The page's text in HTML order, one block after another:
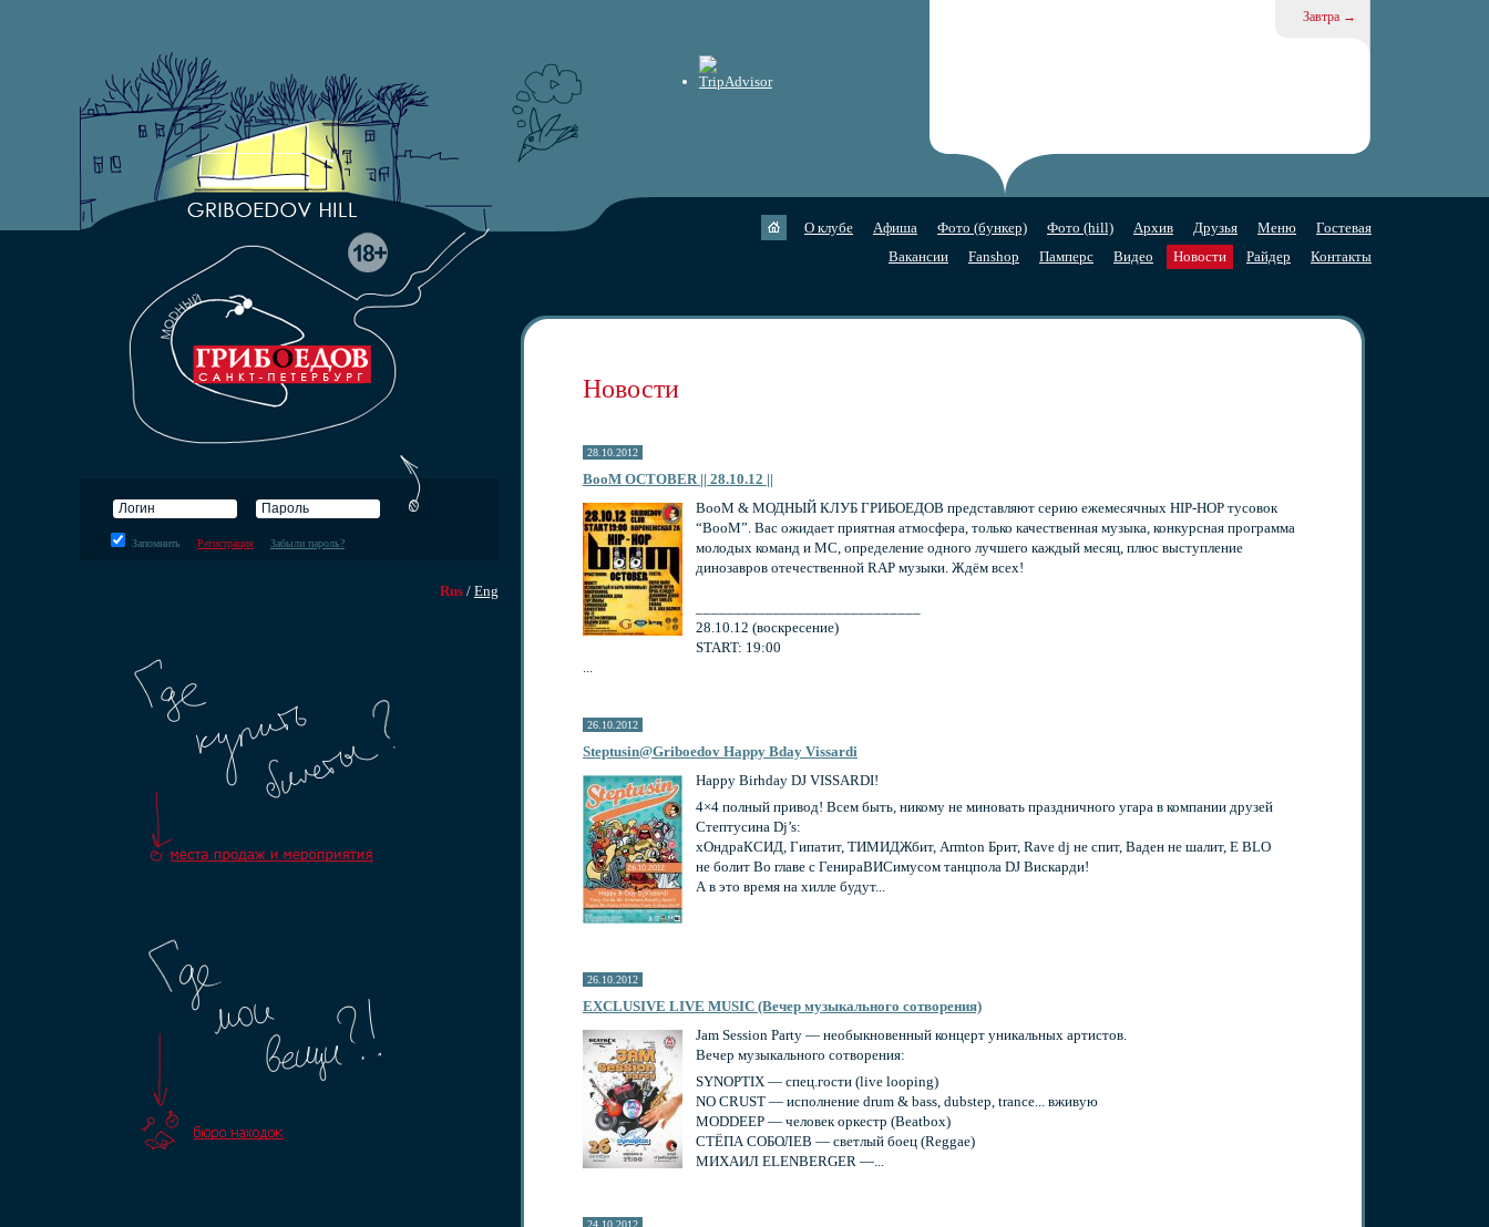
Завтра →
О клубе Афиша Фото (бункер) Фото (hill) Архив Друзья Меню
Гостевая
Вакансии
Fanshop Памперс Видео Новости Райдер Контакты
Запомнить Регистрация Забыли пароль?
Rus / Eng
Новости
28.10.2012
BooM OCTOBER || 28.10.12 ||
BooM & МОДНЫЙ КЛУБ ГРИБОЕДОВ представляют серию ежемесячных HIP-HOP тусовок
“BooM”. Вас ожидает приятная атмосфера, только качественная музыка, конкурсная программа
молодых команд и МС, определение одного лучшего каждый месяц, плюс выступление
динозавров отечественной RAP музыки. Ждём всех!
28.10.12 (воскресение)
START: 19:00
26.10.2012
Steptusin@Griboedov Happy Bday Vissardi
Happy Birhday DJ VISSARDI!
4×4 полный привод! Всем быть, никому не миновать праздничного угара в компании друзей
Стептусина Dj’s:
хОндраКСИД, Гипатит, ТИМИДЖбит, Armton Брит, Rave dj не спит, Ваден не шалит, Е BLO
не болит Во главе с ГенираВИСимусом танцпола DJ Вискарди!
А в это время на хилле будут...
26.10.2012
EXCLUSIVE LIVE MUSIC (Вечер музыкального сотворения)
Jam Session Party — необыкновенный концерт уникальных артистов.
Вечер музыкального сотворения:
SYNOPTIX — спец.гости (live looping)
NO CRUST — исполнение drum & bass, dubstep, trance... вживую
MODDEEP — человек оркестр (Beatbox)
СТЁПА СОБОЛЕВ — светлый боец (Reggae)
МИХАИЛ ELENBERGER —...
24.10.2012